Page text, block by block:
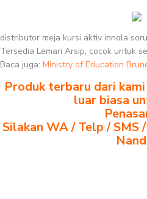
distributor meja kursi aktiv innola
Tersedia Lemari Arsip, cocok untuk
Baca juga: Ministry of Education
Produk terbaru dari
luar biasa
Silakan WA / Telp / SMS